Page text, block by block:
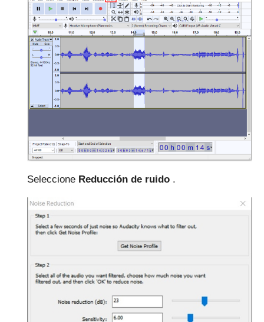
Seleccione Reducción de ruido .